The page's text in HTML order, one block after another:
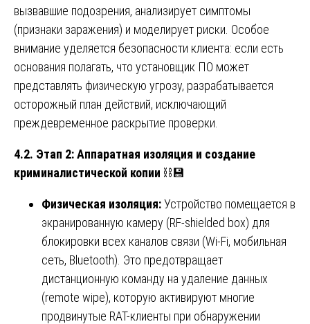
вызвавшие подозрения, анализирует симптомы
(признаки заражения) и моделирует риски. Особое
внимание уделяется безопасности клиента: если есть
основания полагать, что установщик ПО может
представлять физическую угрозу, разрабатывается
осторожный план действий, исключающий
преждевременное раскрытие проверки.
4.2. Этап 2: Аппаратная изоляция и создание
криминалистической копии ⛓️💾
Физическая изоляция:Устройство помещается в
экранированную камеру (RF‑shielded box) для
блокировки всех каналов связи (Wi-Fi, мобильная
сеть, Bluetooth). Это предотвращает
дистанционную команду на удаление данных
(remote wipe), которую активируют многие
продвинутые RAT-клиенты при обнаружении